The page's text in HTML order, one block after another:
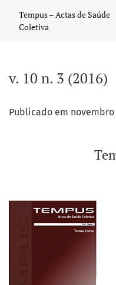
Tempus – Actas de Saúde
Coletiva
v. 10 n. 3 (2016)
Publicado em novembro